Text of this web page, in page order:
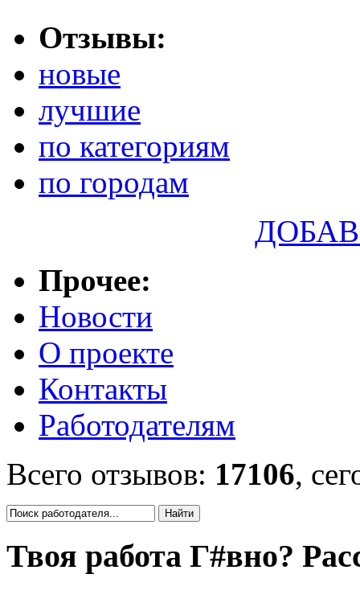
Отзывы:
новые
лучшие
по категориям
по городам
Прочее:
Новости
О проекте
Контакты
Работодателям
Всего отзывов: 17106,
Твоя работа Г#вно?